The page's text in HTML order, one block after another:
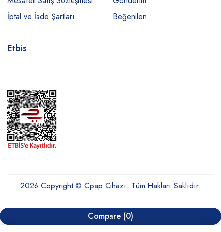
İptal ve İade Şartları
Beğenilen
Etbis
2026 Copyright © Cpap Cihazı. Tüm Hakları Saklıdır.
Compare (0)